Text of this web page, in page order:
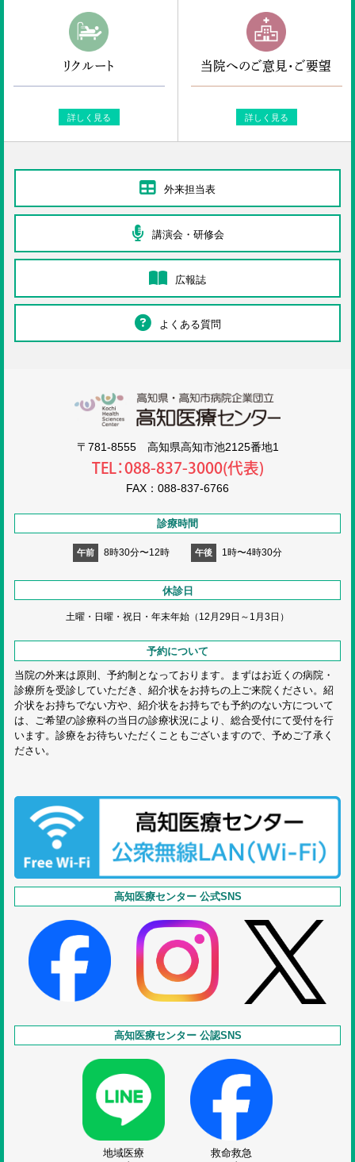
リクルート
詳しく見る
当院へのご意見・ご要望
詳しく見る
外来担当表
講演会・研修会
広報誌
よくある質問
〒781-8555 高知県高知市池2125番地1
TEL：088-837-3000(代表)
FAX：088-837-6766
診療時間
午前 8時30分〜12時 午後 1時〜4時30分
休診日
土曜・日曜・祝日・ 年末年始（12月29日～1月3日）
予約について
当院の外来は原則、予約制となっております。まずはお近くの病院・
診療所を受診していただき、紹介状をお持ちの上ご来院ください。紹
介状をお持ちでない方や、紹介状をお持ちでも予約のない方について
は、ご希望の診療科の当日の診療状況により、総合受付にて受付を行
います。診療をお待ちいただくこともございますので、予めご了承く
ださい。
高知医療センター 公式SNS
高知医療センター 公認SNS
地域医療
救命救急